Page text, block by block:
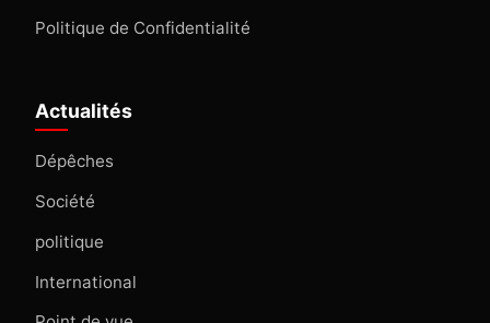
Politique de Confidentialité
Actualités
Dépêches
Société
politique
International